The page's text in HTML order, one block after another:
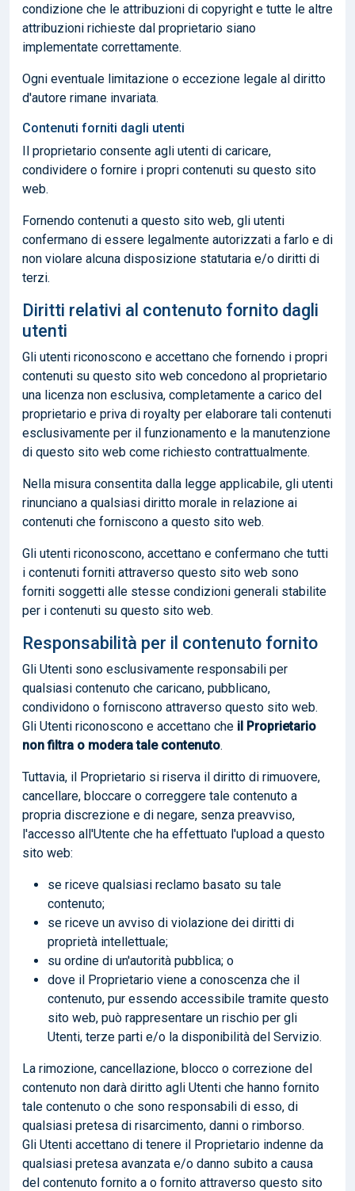
condizione che le attribuzioni di copyright e tutte le altre
attribuzioni richieste dal proprietario siano
implementate correttamente.
Ogni eventuale limitazione o eccezione legale al diritto
d'autore rimane invariata.
Contenuti forniti dagli utenti
Il proprietario consente agli utenti di caricare,
condividere o fornire i propri contenuti su questo sito
web.
Fornendo contenuti a questo sito web, gli utenti
confermano di essere legalmente autorizzati a farlo e di
non violare alcuna disposizione statutaria e/o diritti di
terzi.
Diritti relativi al contenuto fornito dagli
utenti
Gli utenti riconoscono e accettano che fornendo i propri
contenuti su questo sito web concedono al proprietario
una licenza non esclusiva, completamente a carico del
proprietario e priva di royalty per elaborare tali contenuti
esclusivamente per il funzionamento e la manutenzione
di questo sito web come richiesto contrattualmente.
Nella misura consentita dalla legge applicabile, gli utenti
rinunciano a qualsiasi diritto morale in relazione ai
contenuti che forniscono a questo sito web.
Gli utenti riconoscono, accettano e confermano che tutti
i contenuti forniti attraverso questo sito web sono
forniti soggetti alle stesse condizioni generali stabilite
per i contenuti su questo sito web.
Responsabilità per il contenuto fornito
Gli Utenti sono esclusivamente responsabili per
qualsiasi contenuto che caricano, pubblicano,
condividono o forniscono attraverso questo sito web.
Gli Utenti riconoscono e accettano che il Proprietario
non filtra o modera tale contenuto.
Tuttavia, il Proprietario si riserva il diritto di rimuovere,
cancellare, bloccare o correggere tale contenuto a
propria discrezione e di negare, senza preavviso,
l'accesso all'Utente che ha effettuato l'upload a questo
sito web:
se riceve qualsiasi reclamo basato su tale
contenuto;
se riceve un avviso di violazione dei diritti di
proprietà intellettuale;
su ordine di un'autorità pubblica; o
dove il Proprietario viene a conoscenza che il
contenuto, pur essendo accessibile tramite questo
sito web, può rappresentare un rischio per gli
Utenti, terze parti e/o la disponibilità del Servizio.
La rimozione, cancellazione, blocco o correzione del
contenuto non darà diritto agli Utenti che hanno fornito
tale contenuto o che sono responsabili di esso, di
qualsiasi pretesa di risarcimento, danni o rimborso.
Gli Utenti accettano di tenere il Proprietario indenne da
qualsiasi pretesa avanzata e/o danno subito a causa
del contenuto fornito a o fornito attraverso questo sito